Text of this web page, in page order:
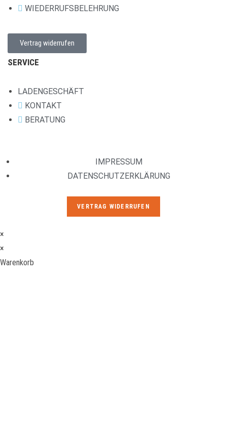
WIEDERRUFSBELEHRUNG
Vertrag widerrufen
SERVICE
LADENGESCHÄFT
KONTAKT
BERATUNG
IMPRESSUM
DATENSCHUTZERKLÄRUNG
VERTRAG WIDERRUFEN
×
×
Warenkorb